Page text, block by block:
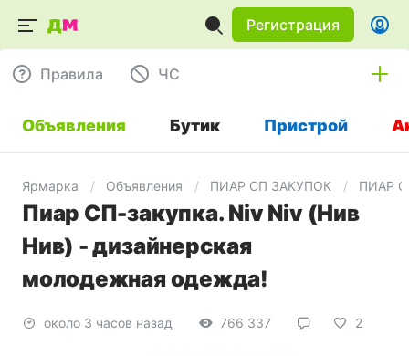
Регистрация
Правила ЧC
Объявления Бутик Пристрой
Ярмарка Объявления ПИАР СП ЗАКУПОК ПИАР
Пиар СП-закупка. Niv Niv (Нив
Нив) - дизайнерская
молодежная одежда!
около 3 часов назад 766 337 2